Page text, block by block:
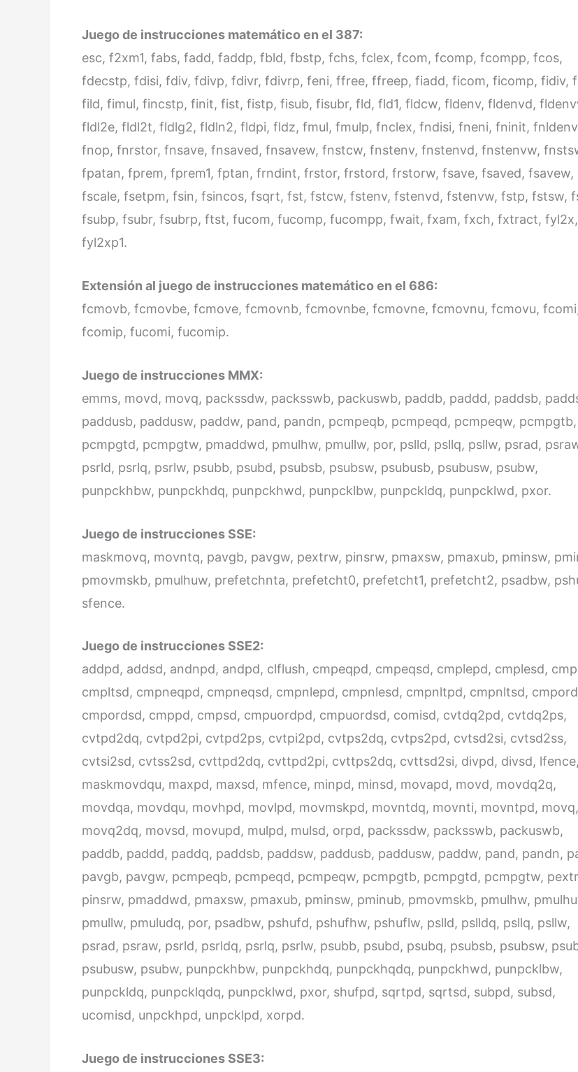
Juego de instrucciones matemático en el 387:
esc, f2xm1, fabs, fadd, faddp, fbld, fbstp, fchs, fclex, fcom, fcomp, fcompp, fcos,
fdecstp, fdisi, fdiv, fdivp, fdivr, fdivrp, feni, ffree, ffreep, fiadd, ficom, ficomp, fidiv,
fild, fimul, fincstp, finit, fist, fistp, fisub, fisubr, fld, fld1, fldcw, fldenv, fldenvd,
fldl2e, fldl2t, fldlg2, fldln2, fldpi, fldz, fmul, fmulp, fnclex, fndisi, fneni, fninit,
fnop, fnrstor, fnsave, fnsaved, fnsavew, fnstcw, fnstenv, fnstenvd, fnstenvw,
fpatan, fprem, fprem1, fptan, frndint, frstor, frstord, frstorw, fsave, fsaved, fsavew,
fscale, fsetpm, fsin, fsincos, fsqrt, fst, fstcw, fstenv, fstenvd, fstenvw, fstp, fstsw,
fsubp, fsubr, fsubrp, ftst, fucom, fucomp, fucompp, fwait, fxam, fxch, fxtract, fyl2x,
fyl2xp1.
Extensión al juego de instrucciones matemático en el 686:
fcmovb, fcmovbe, fcmove, fcmovnb, fcmovnbe, fcmovne, fcmovnu, fcmovu,
fcomip, fucomi, fucomip.
Juego de instrucciones MMX:
emms, movd, movq, packssdw, packsswb, packuswb, paddb, paddd, paddsb,
paddusb, paddusw, paddw, pand, pandn, pcmpeqb, pcmpeqd, pcmpeqw, pcmpgtb,
pcmpgtd, pcmpgtw, pmaddwd, pmulhw, pmullw, por, pslld, psllq, psllw, psrad,
psrld, psrlq, psrlw, psubb, psubd, psubsb, psubsw, psubusb, psubusw, psubw,
punpckhbw, punpckhdq, punpckhwd, punpcklbw, punpckldq, punpcklwd, pxor.
Juego de instrucciones SSE:
maskmovq, movntq, pavgb, pavgw, pextrw, pinsrw, pmaxsw, pmaxub, pminsw,
pmovmskb, pmulhuw, prefetchnta, prefetcht0, prefetcht1, prefetcht2, psadbw,
sfence.
Juego de instrucciones SSE2:
addpd, addsd, andnpd, andpd, clflush, cmpeqpd, cmpeqsd, cmplepd, cmplesd,
cmpltsd, cmpneqpd, cmpneqsd, cmpnlepd, cmpnlesd, cmpnltpd, cmpnltsd,
cmpordsd, cmppd, cmpsd, cmpuordpd, cmpuordsd, comisd, cvtdq2pd, cvtdq2ps,
cvtpd2dq, cvtpd2pi, cvtpd2ps, cvtpi2pd, cvtps2dq, cvtps2pd, cvtsd2si, cvtsd2ss,
cvtsi2sd, cvtss2sd, cvttpd2dq, cvttpd2pi, cvttps2dq, cvttsd2si, divpd, divsd, lfence,
maskmovdqu, maxpd, maxsd, mfence, minpd, minsd, movapd, movd, movdq2q,
movdqa, movdqu, movhpd, movlpd, movmskpd, movntdq, movnti, movntpd, movq,
movq2dq, movsd, movupd, mulpd, mulsd, orpd, packssdw, packsswb, packuswb,
paddb, paddd, paddq, paddsb, paddsw, paddusb, paddusw, paddw, pand, pandn,
pavgb, pavgw, pcmpeqb, pcmpeqd, pcmpeqw, pcmpgtb, pcmpgtd, pcmpgtw,
pinsrw, pmaddwd, pmaxsw, pmaxub, pminsw, pminub, pmovmskb, pmulhw,
pmullw, pmuludq, por, psadbw, pshufd, pshufhw, pshuflw, pslld, pslldq, psllq, psllw,
psrad, psraw, psrld, psrldq, psrlq, psrlw, psubb, psubd, psubq, psubsb, psubsw,
psubusw, psubw, punpckhbw, punpckhdq, punpckhqdq, punpckhwd, punpcklbw,
punpckldq, punpcklqdq, punpcklwd, pxor, shufpd, sqrtpd, sqrtsd, subpd, subsd,
ucomisd, unpckhpd, unpcklpd, xorpd.
Juego de instrucciones SSE3: